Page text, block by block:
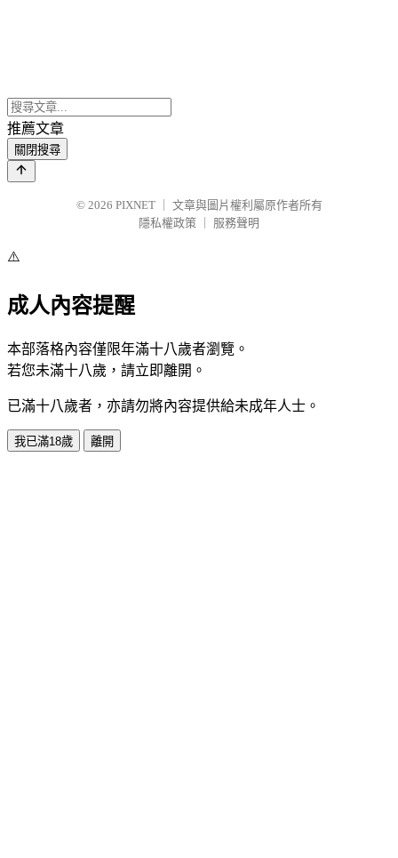
推薦文章
關閉搜尋
© 2026 PIXNET
文章與圖片權利屬原作者所有
隱私權政策
服務聲明
⚠️
成人內容提醒
本部落格內容僅限年滿十八歲者瀏覽。
若您未滿十八歲，請立即離開。
已滿十八歲者，亦請勿將內容提供給未成年人士。
我已滿18歲 離開